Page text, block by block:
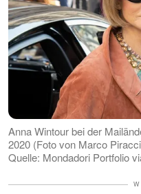
Anna Wintour bei der
2020 (Foto von Marco
Quelle: Mondadori Portfolio